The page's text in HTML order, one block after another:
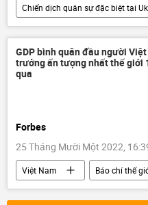
Chiến dịch quân sự đặc biệt tại
Thế giới
Vladimir
Ukraina
Cuộc khủng
Nga
Crưm
GDP bình quân đầu người
trưởng ấn tượng nhất thế giới
qua
Forbes
25 Tháng Mười Một 2022,
Việt Nam Báo chí thế
GDP
tăng trưởng kinh tế